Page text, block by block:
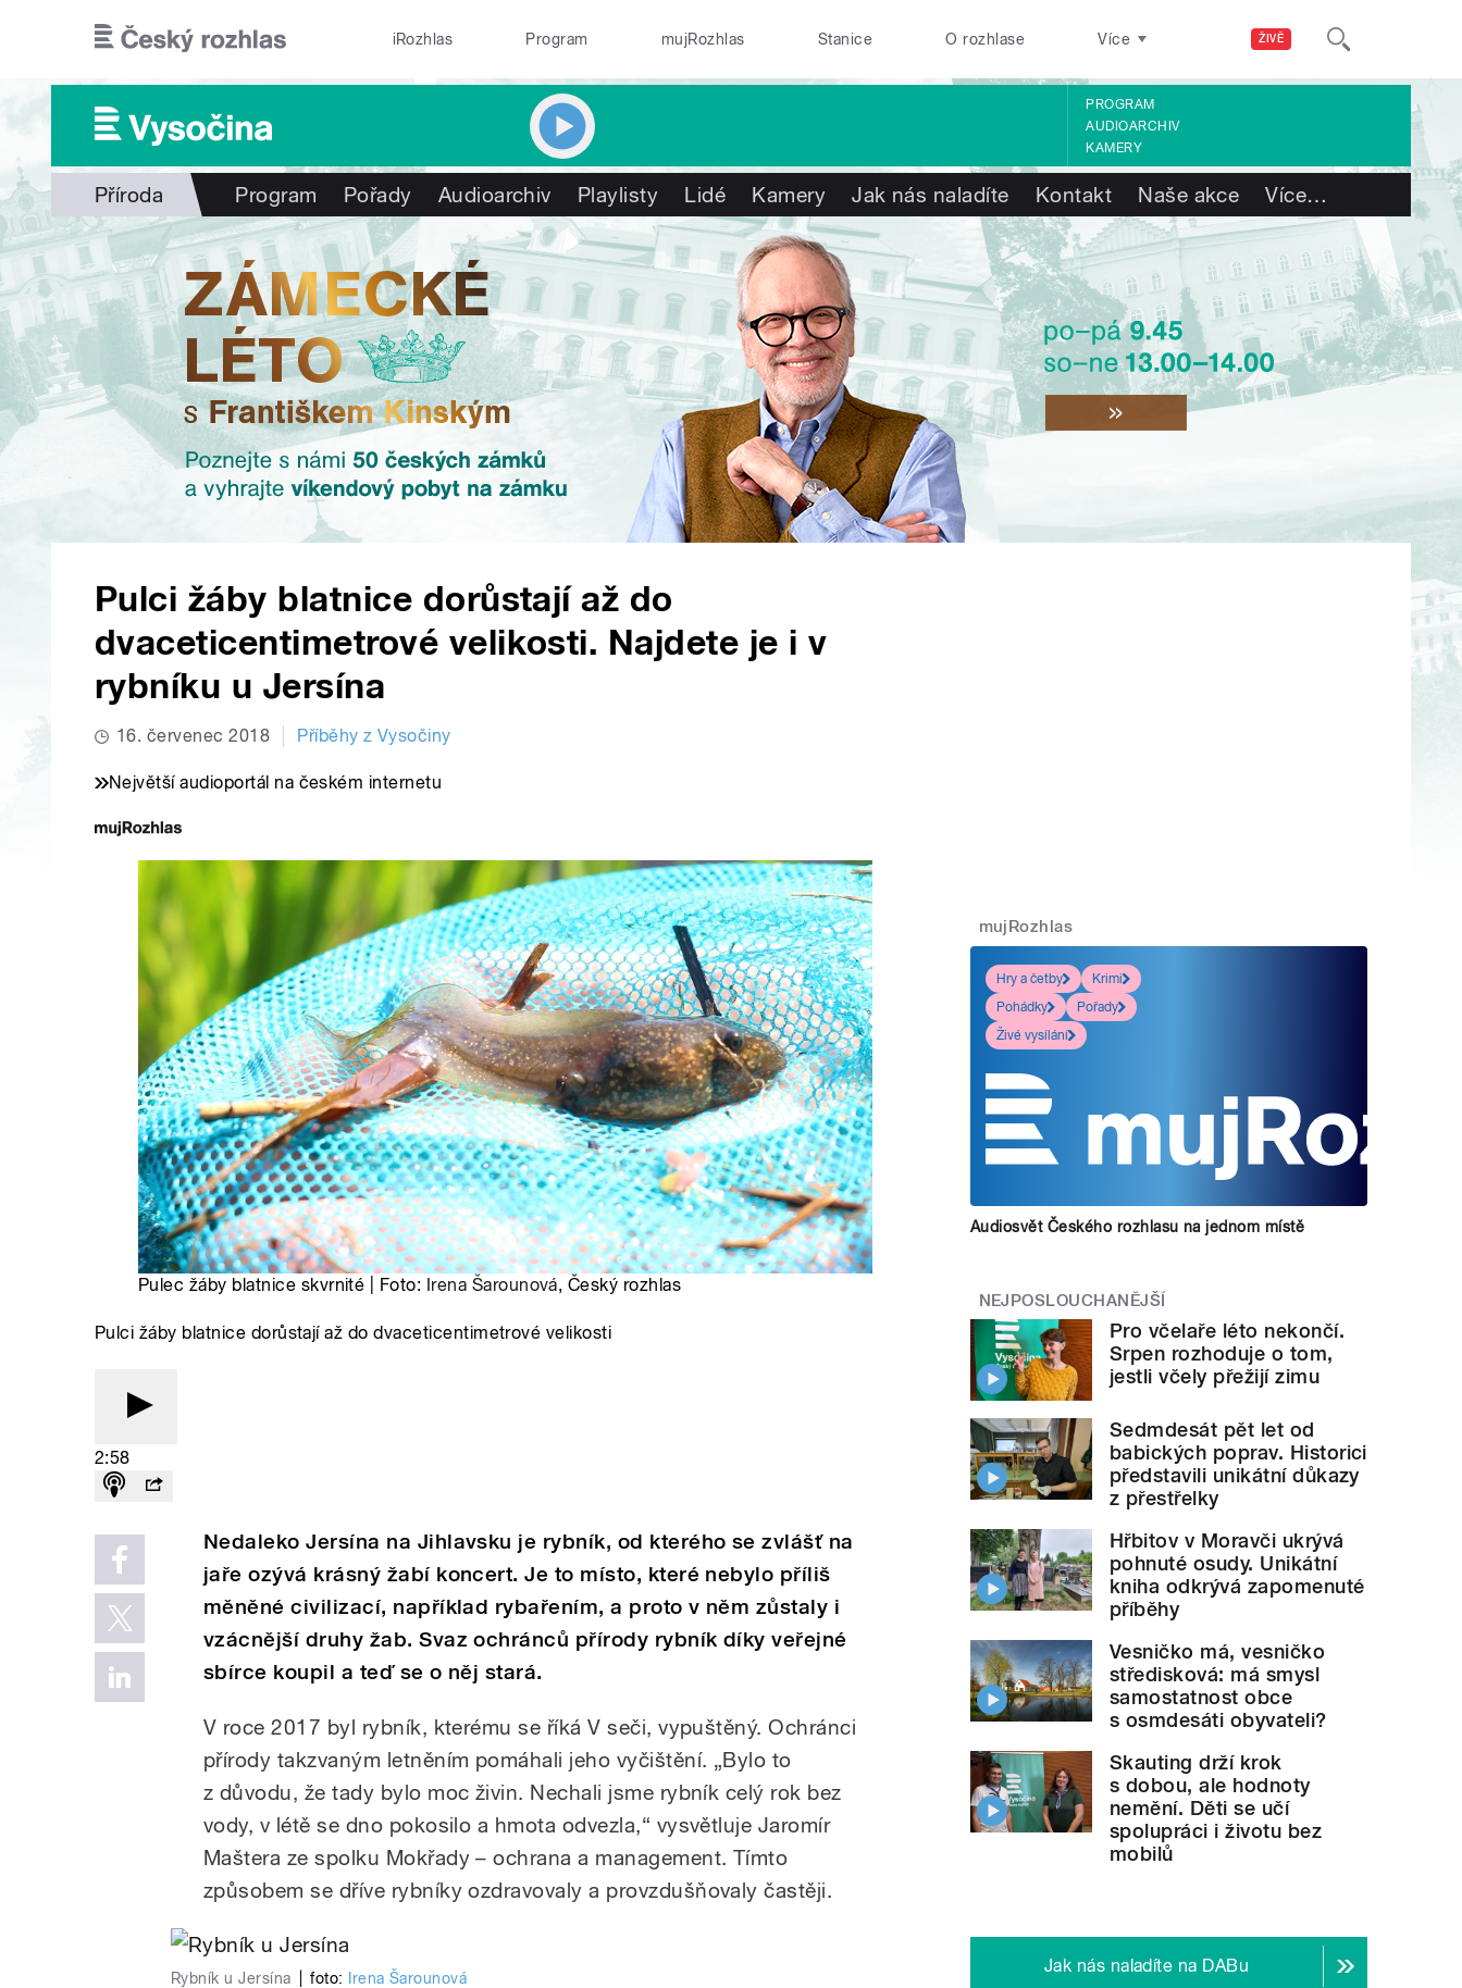
ŽIVĚ
iRozhlas Program mujRozhlas Stanice O rozhlase Více
PROGRAM
AUDIOARCHIV
KAMERY
Příroda Program Pořady Audioarchiv Playlisty Lidé Kamery Jak nás naladíte Kontakt Naše akce Více…
Pulci žáby blatnice dorůstají až do
dvaceticentimetrové velikosti. Najdete je i v
rybníku u Jersína
16. červenec 2018 Příběhy z Vysočiny
Největší audioportál na českém internetu
Pulec žáby blatnice skvrnité | Foto: Irena Šarounová, Český rozhlas
Pulci žáby blatnice dorůstají až do dvaceticentimetrové velikosti
2:58
Nedaleko Jersína na Jihlavsku je rybník, od kterého se zvlášť na
jaře ozývá krásný žabí koncert. Je to místo, které nebylo příliš
měněné civilizací, například rybařením, a proto v něm zůstaly i
vzácnější druhy žab. Svaz ochránců přírody rybník díky veřejné
sbírce koupil a teď se o něj stará.
V roce 2017 byl rybník, kterému se říká V seči, vypuštěný. Ochránci
přírody takzvaným letněním pomáhali jeho vyčištění. „Bylo to
z důvodu, že tady bylo moc živin. Nechali jsme rybník celý rok bez
vody, v létě se dno pokosilo a hmota odvezla,“ vysvětluje Jaromír
Maštera ze spolku Mokřady – ochrana a management. Tímto
způsobem se dříve rybníky ozdravovaly a provzdušňovaly častěji.
Rybník u Jersína foto: Irena Šarounová
mujRozhlas
Hry a četby
Krimi
Pohádky
Pořady
Živé vysílání
Audiosvět Českého rozhlasu na jednom místě
NEJPOSLOUCHANĚJŠÍ
Pro včelaře léto nekončí.
Srpen rozhoduje o tom,
jestli včely přežijí zimu
Sedmdesát pět let od
babických poprav. Historici
představili unikátní důkazy
z přestřelky
Hřbitov v Moravči ukrývá
pohnuté osudy. Unikátní
kniha odkrývá zapomenuté
příběhy
Vesničko má, vesničko
středisková: má smysl
samostatnost obce
s osmdesáti obyvateli?
Skauting drží krok
s dobou, ale hodnoty
nemění. Děti se učí
spolupráci i životu bez
mobilů
Jak nás naladíte na DABu